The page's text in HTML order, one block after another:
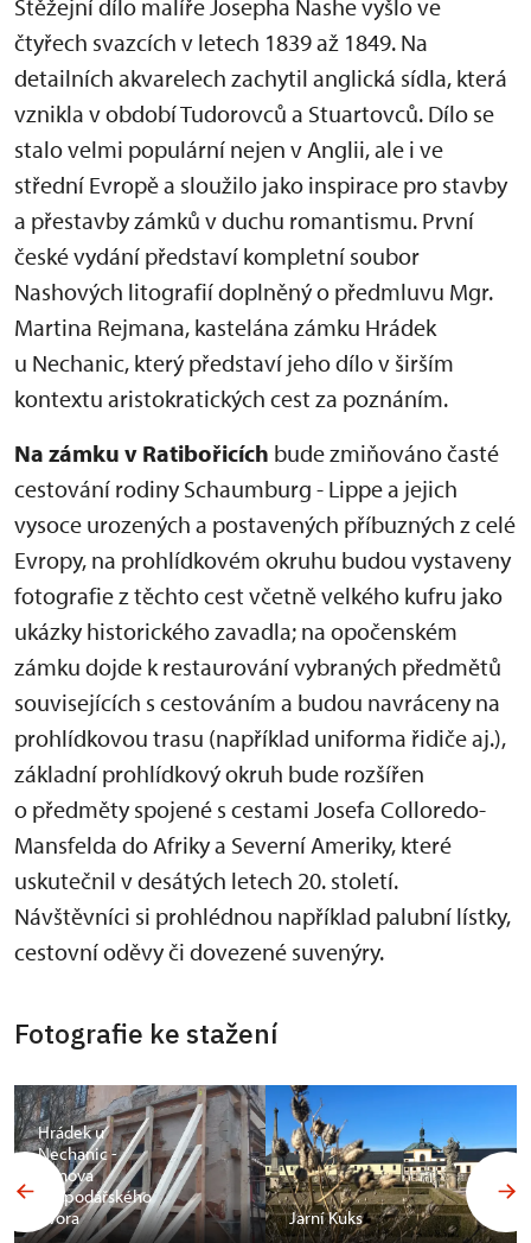
Stěžejní dílo malíře Josepha Nashe vyšlo ve
čtyřech svazcích v letech 1839 až 1849. Na
detailních akvarelech zachytil anglická sídla, která
vznikla v období Tudorovců a Stuartovců. Dílo se
stalo velmi populární nejen v Anglii, ale i ve
střední Evropě a sloužilo jako inspirace pro stavby
a přestavby zámků v duchu romantismu. První
české vydání představí kompletní soubor
Nashových litografií doplněný o předmluvu Mgr.
Martina Rejmana, kastelána zámku Hrádek
u Nechanic, který představí jeho dílo v širším
kontextu aristokratických cest za poznáním.
Na zámku v Ratibořicích bude zmiňováno časté
cestování rodiny Schaumburg - Lippe a jejich
vysoce urozených a postavených příbuzných z celé
Evropy, na prohlídkovém okruhu budou vystaveny
fotografie z těchto cest včetně velkého kufru jako
ukázky historického zavadla; na opočenském
zámku dojde k restaurování vybraných předmětů
souvisejících s cestováním a budou navráceny na
prohlídkovou trasu (například uniforma řidiče aj.),
základní prohlídkový okruh bude rozšířen
o předměty spojené s cestami Josefa Colloredo-
Mansfelda do Afriky a Severní Ameriky, které
uskutečnil v desátých letech 20. století.
Návštěvníci si prohlédnou například palubní lístky,
cestovní oděvy či dovezené suvenýry.
Fotografie ke stažení
Hrádek u
Nechanic -
obnova
hospodářského
dvora
Jarní Kuks